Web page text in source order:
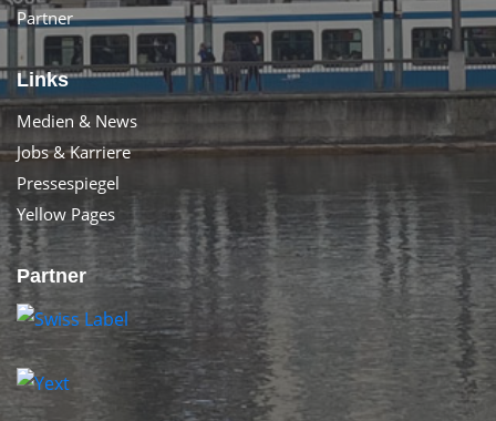
Partner
Links
Medien & News
Jobs & Karriere
Pressespiegel
Yellow Pages
Partner